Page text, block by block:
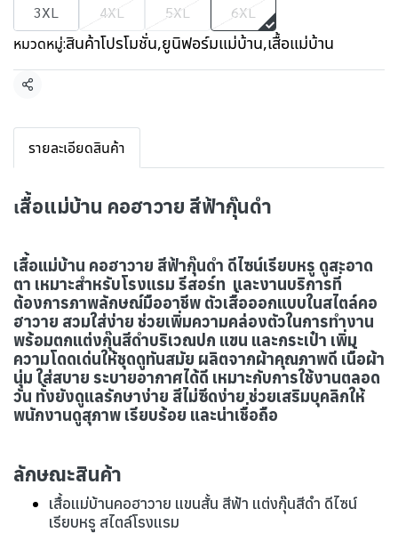
3XL
4XL 5XL 6XL
หมวดหมู่:สินค้าโปรโมชั่น,ยูนิฟอร์มแม่บ้าน,เสื้อแม่บ้าน
แชร์
รายละเอียดสินค้า
เสื้อแม่บ้าน คอฮาวาย สีฟ้ากุ๊นดำ
เสื้อแม่บ้าน คอฮาวาย สีฟ้ากุ๊นดำ ดีไซน์เรียบหรู ดูสะอาด
ตา เหมาะสำหรับโรงแรม รีสอร์ท และงานบริการที่
ต้องการภาพลักษณ์มืออาชีพ ตัวเสื้อออกแบบในสไตล์คอ
ฮาวาย สวมใส่ง่าย ช่วยเพิ่มความคล่องตัวในการทำงาน
พร้อมตกแต่งกุ๊นสีดำบริเวณปก แขน และกระเป๋า เพิ่ม
ความโดดเด่นให้ชุดดูทันสมัย ผลิตจากผ้าคุณภาพดี เนื้อผ้า
นุ่ม ใส่สบาย ระบายอากาศได้ดี เหมาะกับการใช้งานตลอด
วัน ทั้งยังดูแลรักษาง่าย สีไม่ซีดง่าย ช่วยเสริมบุคลิกให้
พนักงานดูสุภาพ เรียบร้อย และน่าเชื่อถือ
ลักษณะสินค้า
เสื้อแม่บ้านคอฮาวาย แขนสั้น สีฟ้า แต่งกุ๊นสีดำ ดีไซน์
เรียบหรู สไตล์โรงแรม